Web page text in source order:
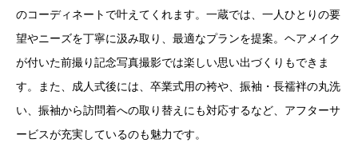
のコーディネートで叶えてくれます。一蔵では、一人ひとりの要
望やニーズを丁寧に汲み取り、最適なプランを提案。ヘアメイク
が付いた前撮り記念写真撮影では楽しい思い出づくりもできま
す。また、成人式後には、卒業式用の袴や、振袖・長襦袢の丸洗
い、振袖から訪問着への取り替えにも対応するなど、アフターサ
ービスが充実しているのも魅力です。